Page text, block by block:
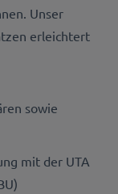
Unser
erleichtert
sowie
mit der UTA